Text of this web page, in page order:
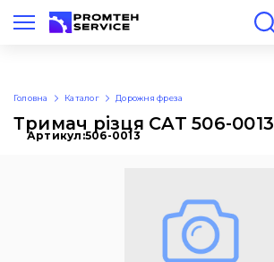
Укр
Головна Каталог Дорожня фреза
Тримач різця CAT 506-0013
Артикул:506-0013